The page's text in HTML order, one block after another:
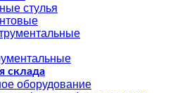
стулья
склада
оборудование